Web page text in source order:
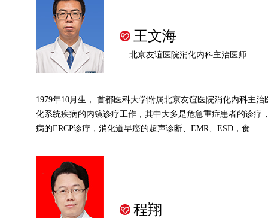
王文海
北京友谊医院消化内科主治医师
1979年10月生， 首都医科大学附属北京友谊医院消化内科主治
化系统疾病的内镜诊疗工作，其中大多是危急重症患者的诊疗
病的ERCP诊疗，消化道早癌的超声诊断、EMR、ESD，食...
程翔